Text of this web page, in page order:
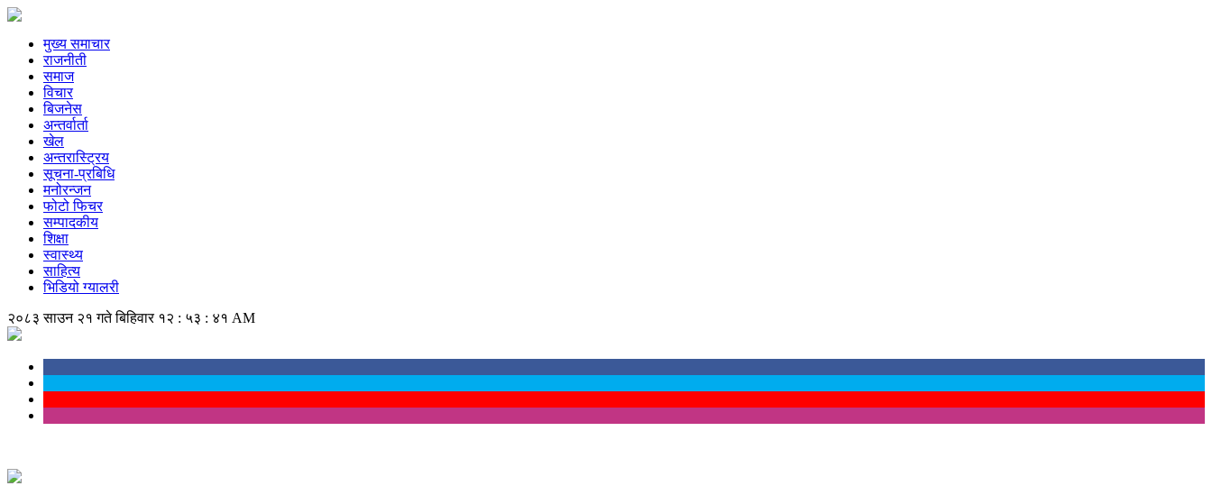
मुख्य समाचार
राजनीती
समाज
विचार
बिजनेस
अन्तर्वार्ता
खेल
अन्तरास्ट्रिय
सूचना-प्रबिधि
मनोरन्जन
फोटो फिचर
सम्पादकीय
शिक्षा
स्वास्थ्य
साहित्य
भिडियो ग्यालरी
२०८३ साउन २१ गते बिहिवार १२ : ५३ : ४२ AM